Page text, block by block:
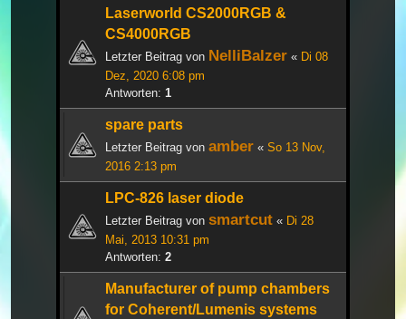
Laserworld CS2000RGB &
CS4000RGB
Letzter Beitrag von NelliBalzer « Di 08
Dez, 2020 6:08 pm
Antworten: 1
spare parts
Letzter Beitrag von amber « So 13 Nov,
2016 2:13 pm
LPC-826 laser diode
Letzter Beitrag von smartcut « Di 28
Mai, 2013 10:31 pm
Antworten: 2
Manufacturer of pump chambers
for Coherent/Lumenis systems